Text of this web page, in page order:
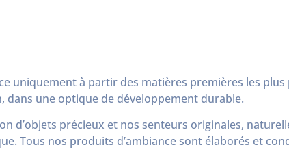
uniquement à partir des matières premières les
dans une optique de développement durable.
précieux et nos senteurs originales,
Tous nos produits d’ambiance sont élaborés et